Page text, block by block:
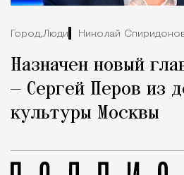
Город,Люди Николай
Назначен новый
— Сергей Перов из
культуры Москвы